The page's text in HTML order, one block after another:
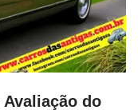
do